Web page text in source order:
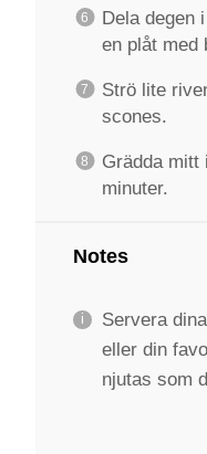
Dela degen
en plåt med
Strö lite
scones.
Grädda mitt
minuter.
Notes
Servera
eller din
njutas som